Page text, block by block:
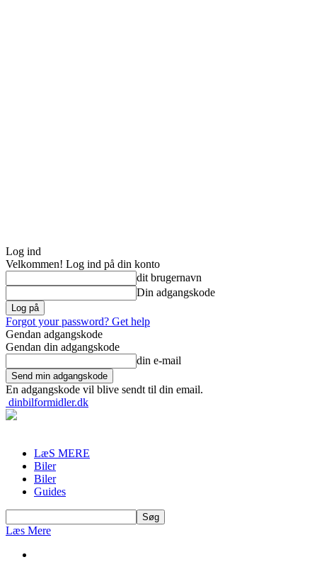
Log ind
Velkommen! Log ind på din konto
dit brugernavn
Din adgangskode
Forgot your password? Get help
Gendan adgangskode
Gendan din adgangskode
din e-mail
En adgangskode vil blive sendt til din email.
dinbilformidler.dk
LæS MERE
Biler
Biler
Guides
Læs Mere